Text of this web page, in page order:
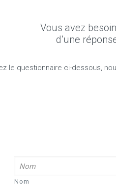
Vous avez
d’une
le questionnaire ci-dessous,
Nom